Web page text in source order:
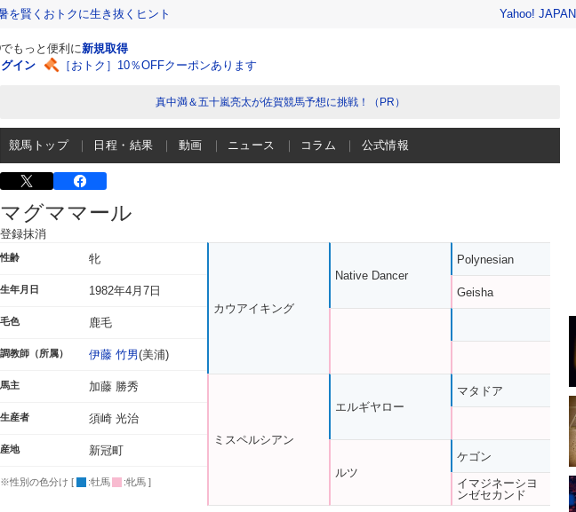
賢くおトクに生き抜くヒント Yahoo! JAPAN
でもっと便利に新規取得
グイン
［おトク］10％OFFクーポンあります
真中満＆五十嵐亮太が佐賀競馬予想に挑戦！（PR）
競馬トップ 日程・結果 動画 ニュース コラム 公式情報
マグママール
登録抹消
性齢 牝
生年月日 1982年4月7日
毛色 鹿毛
調教師（所属） 伊藤 竹男(美浦)
馬主 加藤 勝秀
生産者 須崎 光治
産地 新冠町
※性別の色分け [ :牡馬 :牝馬 ]
カウアイキング
ミスペルシアン
Native Dancer
エルギヤロー
ルツ
Polynesian
Geisha
マタドア
ケゴン
イマジネーシヨ
ンゼセカンド